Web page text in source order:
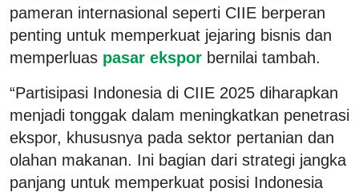
pameran internasional seperti CIIE berperan
penting untuk memperkuat jejaring bisnis dan
memperluas pasar ekspor bernilai tambah.
“Partisipasi Indonesia di CIIE 2025 diharapkan
menjadi tonggak dalam meningkatkan penetrasi
ekspor, khususnya pada sektor pertanian dan
olahan makanan. Ini bagian dari strategi jangka
panjang untuk memperkuat posisi Indonesia